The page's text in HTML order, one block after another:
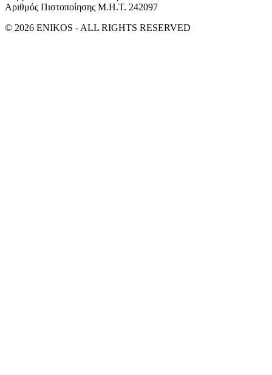
Αριθμός Πιστοποίησης Μ.Η.Τ. 242097
© 2026 ENIKOS - ALL RIGHTS RESERVED